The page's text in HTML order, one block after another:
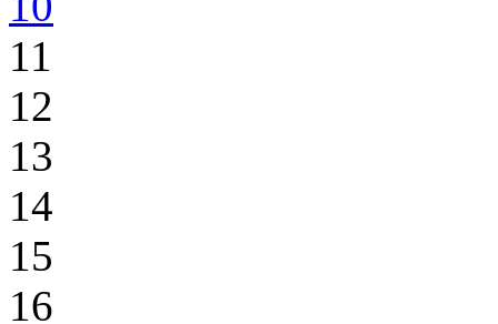
11
12
13
14
15
16